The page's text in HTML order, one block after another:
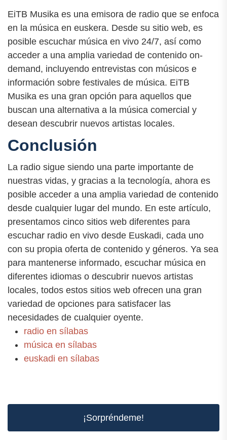
EiTB Musika es una emisora de radio que se enfoca
en la música en euskera. Desde su sitio web, es
posible escuchar música en vivo 24/7, así como
acceder a una amplia variedad de contenido on-
demand, incluyendo entrevistas con músicos e
información sobre festivales de música. EiTB
Musika es una gran opción para aquellos que
buscan una alternativa a la música comercial y
desean descubrir nuevos artistas locales.
Conclusión
La radio sigue siendo una parte importante de
nuestras vidas, y gracias a la tecnología, ahora es
posible acceder a una amplia variedad de contenido
desde cualquier lugar del mundo. En este artículo,
presentamos cinco sitios web diferentes para
escuchar radio en vivo desde Euskadi, cada uno
con su propia oferta de contenido y géneros. Ya sea
para mantenerse informado, escuchar música en
diferentes idiomas o descubrir nuevos artistas
locales, todos estos sitios web ofrecen una gran
variedad de opciones para satisfacer las
necesidades de cualquier oyente.
radio en sílabas
música en sílabas
euskadi en sílabas
¡Sorpréndeme!